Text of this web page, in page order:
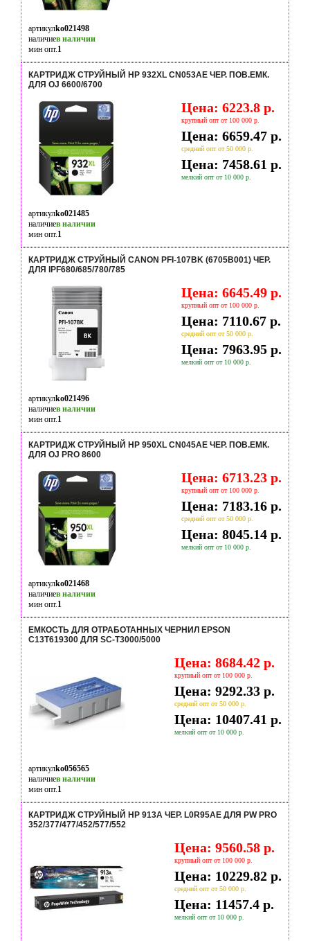
артикулko021498
наличиев наличии
мин опт.1
КАРТРИДЖ СТРУЙНЫЙ HP 932XL CN053AE ЧЕР. ПОВ.ЕМК.
ДЛЯ OJ 6600/6700
Цена: 6223.8 р.
крупный опт от 100 000 р.
Цена: 6659.47 р.
средний опт от 50 000 р.
Цена: 7458.61 р.
мелкий опт от 10 000 р.
артикулko021485
наличиев наличии
мин опт.1
КАРТРИДЖ СТРУЙНЫЙ CANON PFI-107BK (6705B001) ЧЕР.
ДЛЯ IPF680/685/780/785
Цена: 6645.49 р.
крупный опт от 100 000 р.
Цена: 7110.67 р.
средний опт от 50 000 р.
Цена: 7963.95 р.
мелкий опт от 10 000 р.
артикулko021496
наличиев наличии
мин опт.1
КАРТРИДЖ СТРУЙНЫЙ HP 950XL CN045AE ЧЕР. ПОВ.ЕМК.
ДЛЯ OJ PRO 8600
Цена: 6713.23 р.
крупный опт от 100 000 р.
Цена: 7183.16 р.
средний опт от 50 000 р.
Цена: 8045.14 р.
мелкий опт от 10 000 р.
артикулko021468
наличиев наличии
мин опт.1
ЕМКОСТЬ ДЛЯ ОТРАБОТАННЫХ ЧЕРНИЛ EPSON
C13T619300 ДЛЯ SC-T3000/5000
Цена: 8684.42 р.
крупный опт от 100 000 р.
Цена: 9292.33 р.
средний опт от 50 000 р.
Цена: 10407.41 р.
мелкий опт от 10 000 р.
артикулko056565
наличиев наличии
мин опт.1
КАРТРИДЖ СТРУЙНЫЙ HP 913A ЧЕР. L0R95AE ДЛЯ PW PRO
352/377/477/452/577/552
Цена: 9560.58 р.
крупный опт от 100 000 р.
Цена: 10229.82 р.
средний опт от 50 000 р.
Цена: 11457.4 р.
мелкий опт от 10 000 р.